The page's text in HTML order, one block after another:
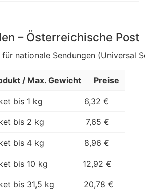
– Österreichische Post
nationale Sendungen (Universal
/ Max. Gewicht Preise
bis 1 kg 6,32 €
bis 2 kg 7,65 €
bis 4 kg 8,96 €
bis 10 kg 12,92 €
bis 31,5 kg 20,78 €